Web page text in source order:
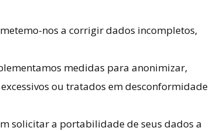
nos a corrigir dados incompletos,
medidas para anonimizar,
ou tratados em desconformidade
solicitar a portabilidade de seus dados a